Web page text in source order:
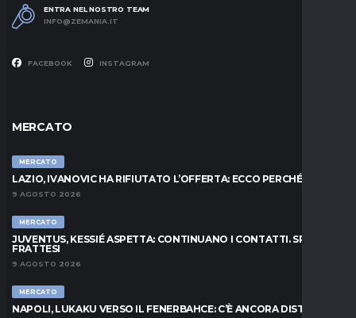
ENTRA NEL NOSTRO TEAM
INFO@ZEMANIA.IT
FACEBOOK INSTAGRAM
MERCATO
MERCATO
LAZIO, IVANOVIC HA RIFIUTATO L’OFFERTA: ECCO PERCHÉ
9 AGOSTO 2026
MERCATO
JUVENTUS, KESSIÉ ASPETTA: CONTINUANO I CONTATTI. SPUNTA
FRATTESI
9 AGOSTO 2026
MERCATO
NAPOLI, LUKAKU VERSO IL FENERBAHCE: C’È ANCORA DISTANZA